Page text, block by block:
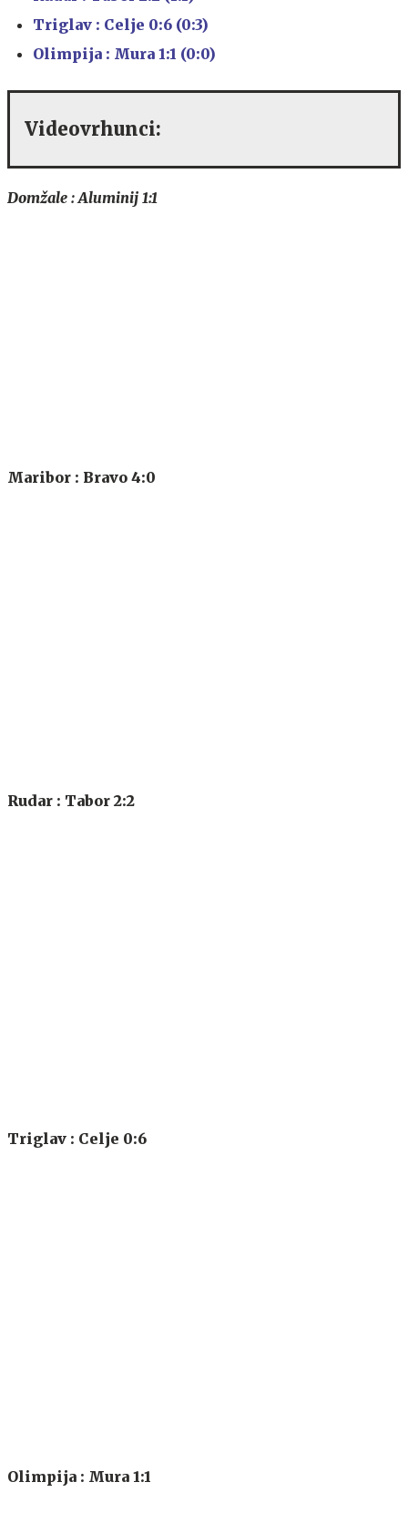
Triglav : Celje 0:6 (0:3)
Olimpija : Mura 1:1 (0:0)
Videovrhunci:
Domžale : Aluminij 1:1
Maribor : Bravo 4:0
Rudar : Tabor 2:2
Triglav : Celje 0:6
Olimpija : Mura 1:1